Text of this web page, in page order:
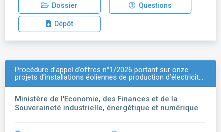
Dossier Questions
Dépôt
Procédure d’appel d’offres n°1/2026 portant sur onze
projets d’installations éoliennes de production d’électricit…
Ministère de l'Economie, des Finances et de la
Souveraineté industrielle, énergétique et numérique